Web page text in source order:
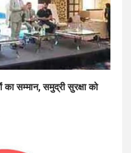
सम्मान, समुद्री सुरक्षा को